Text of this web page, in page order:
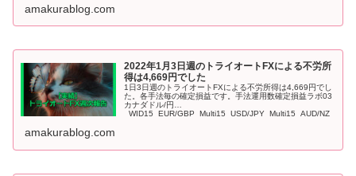
amakurablog.com
2022年1月3日週のトライオートFXによる不労所
得は4,669円でした
1日3日週のトライオートFXによる不労所得は4,669円でし
た。各手法毎の確定損益です。手法運用数確定損益ラボ03
カナダドル/円
_WID15_EUR/GBP_Multi15_USD/JPY_Multi15_AUD/NZ
amakurablog.com